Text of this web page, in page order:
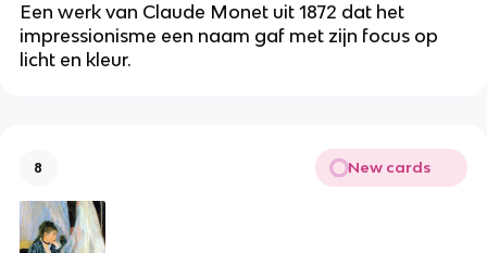
Een werk van Claude Monet uit 1872 dat het
impressionisme een naam gaf met zijn focus op
licht en kleur.
8 New cards